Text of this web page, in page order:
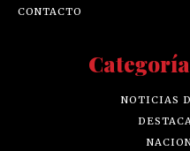
CONTACTO
NOTICIAS